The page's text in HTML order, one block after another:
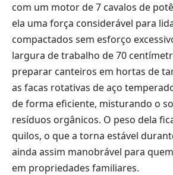
com um motor de 7 cavalos de
ela uma força considerável para
compactados sem esforço
largura de trabalho de 70
preparar canteiros em hortas de
as facas rotativas de aço
de forma eficiente, misturando o
resíduos orgânicos. O peso dela
quilos, o que a torna estável
ainda assim manobrável para
em propriedades familiares.